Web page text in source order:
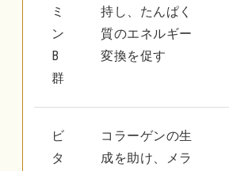
ミ
ン
B
群
持し、たんぱく
質のエネルギー
変換を促す
ビ
タ
コラーゲンの生
成を助け、メラ